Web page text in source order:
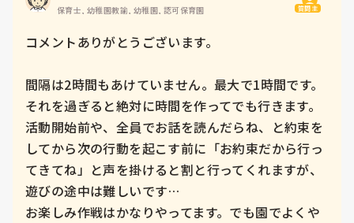
保育士, 幼稚園教諭, 幼稚園, 認可保育園 質問主
コメントありがとうございます。
間隔は2時間もあけていません。最大で1時間です。
それを過ぎると絶対に時間を作ってでも行きます。
活動開始前や、全員でお話を読んだらね、と約束を
してから次の行動を起こす前に「お約束だから行っ
てきてね」と声を掛けると割と行ってくれますが、
遊びの途中は難しいです…
お楽しみ作戦はかなりやってます。でも園でよくや